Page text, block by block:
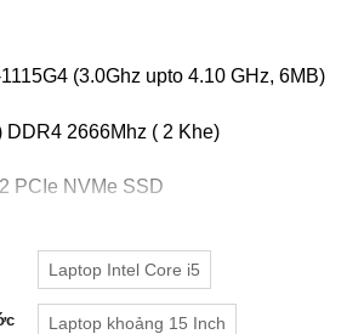
(3.0Ghz upto 4.10 GHz, 6MB)
DDR4 2666Mhz ( 2 Khe)
PCIe NVMe SSD
Laptop Intel Core i5
Laptop khoảng 15 Inch